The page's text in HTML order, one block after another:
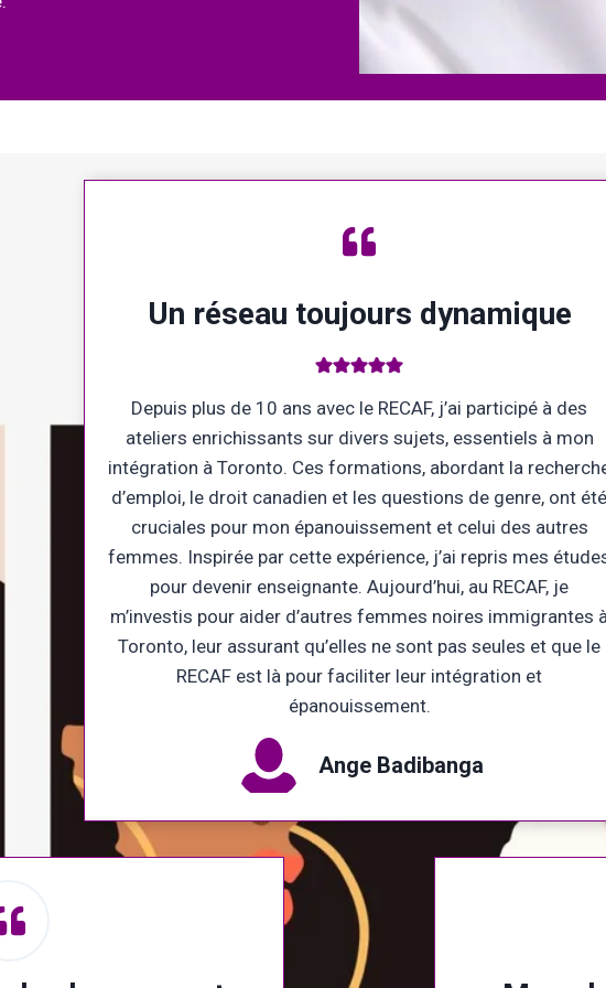
Un réseau toujours dynamique
Depuis plus de 10 ans avec le RECAF, j’ai participé à des
ateliers enrichissants sur divers sujets, essentiels à mon
intégration à Toronto. Ces formations, abordant la
d’emploi, le droit canadien et les questions de genre, ont été
cruciales pour mon épanouissement et celui des autres
femmes. Inspirée par cette expérience, j’ai repris mes
pour devenir enseignante. Aujourd’hui, au RECAF, je
m’investis pour aider d’autres femmes noires immigrantes
Toronto, leur assurant qu’elles ne sont pas seules et que le
RECAF est là pour faciliter leur intégration et
épanouissement.
Ange Badibanga